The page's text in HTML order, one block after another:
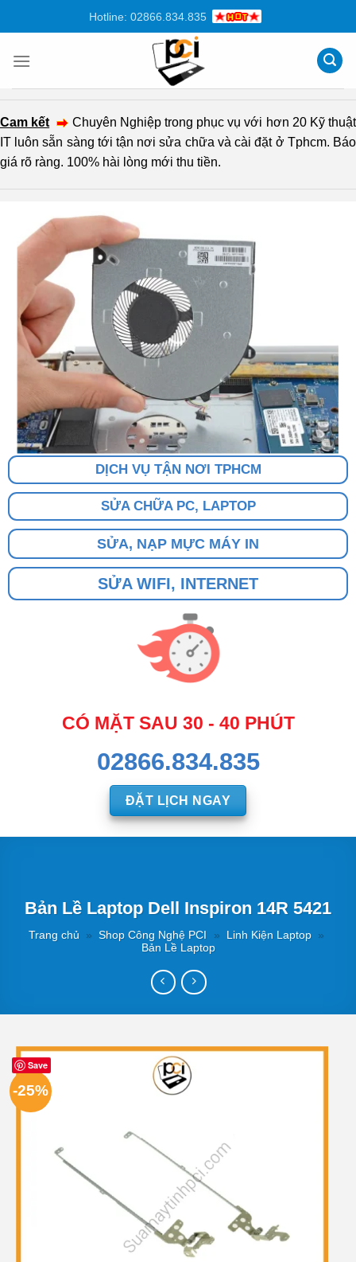
dung
Hotline: 02866.834.835
Cam kết
Chuyên Nghiệp trong phục vụ với hơn 20 Kỹ thuật
IT luôn sẵn sàng tới tận nơi sửa chữa và cài đặt ở Tphcm. Báo
giá rõ ràng. 100% hài lòng mới thu tiền.
DỊCH VỤ TẬN NƠI TPHCM
SỬA CHỮA PC, LAPTOP
SỬA, NẠP MỰC MÁY IN
SỬA WIFI, INTERNET
CÓ MẶT SAU 30 - 40 PHÚT
02866.834.835
ĐẶT LỊCH NGAY
Bản Lề Laptop Dell Inspiron 14R 5421
Trang chủ » Shop Công Nghệ PCI » Linh Kiện Laptop »
Bản Lề Laptop
Save
-25%